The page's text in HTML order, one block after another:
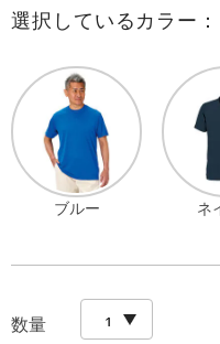
選択しているカラー
ブルー ネ
数量